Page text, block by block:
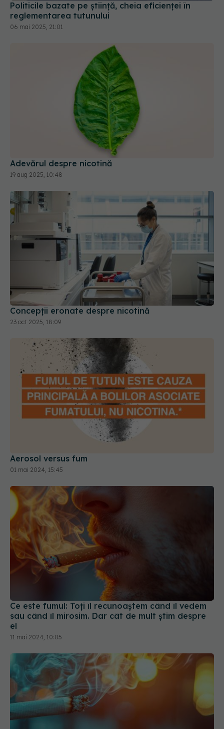
Politicile bazate pe știință, cheia eficienței în
reglementarea tutunului
06 mai 2025, 21:01
Adevărul despre nicotină
19 aug 2025, 10:48
Concepții eronate despre nicotină
23 oct 2025, 18:09
Aerosol versus fum
01 mai 2024, 15:45
Ce este fumul: Toți îl recunoaștem când îl vedem
sau când îl mirosim. Dar cât de mult știm despre
el
11 mai 2024, 10:05